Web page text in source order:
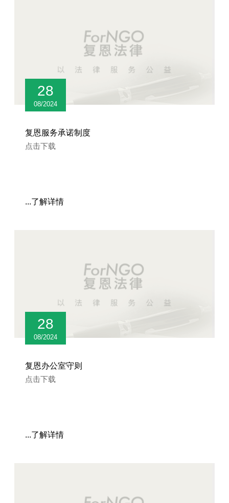
28
08/2024
复恩服务承诺制度
点击下载
...了解详情
28
08/2024
复恩办公室守则
点击下载
...了解详情